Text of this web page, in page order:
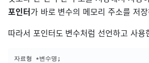
포인터 가 바로 변수의 메모리 주소를 저
따라서 포인터도 변수처럼 선언하고 사용
자료형 *변수명;